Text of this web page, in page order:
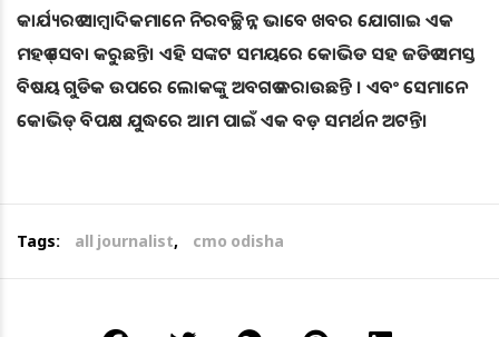
କାର୍ଯ୍ୟରତ ସାମ୍ବାଦିକମାନେ ନିରବଚ୍ଛିନ୍ନ ଭାବେ ଖବର ଯୋଗାଇ ଏକ
ମହତ୍ ସେବା କରୁଛନ୍ତି। ଏହି ସଙ୍କଟ ସମୟରେ କୋଭିଡ ସହ ଜଡିତ ସମସ୍ତ
ବିଷୟ ଗୁଡିକ ଉପରେ ଲୋକଙ୍କୁ ଅବଗତ କରାଉଛନ୍ତି । ଏବଂ ସେମାନେ
କୋଭିଡ୍ ବିପକ୍ଷ ଯୁଦ୍ଧରେ ଆମ ପାଇଁ ଏକ ବଡ଼ ସମର୍ଥନ ଅଟନ୍ତି।
Tags: all journalist, cmo odisha